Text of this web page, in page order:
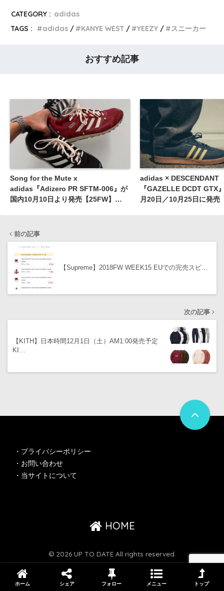
CATEGORY : adidas
TAGS :
adidas KANYE WEST YEEZY スニーカー
おすすめ記事
Song for the Mute x
adidas『Adizero PR SFTM-006』が
国内10月10日より発売【25FW】
adidas × DESCENDANT
『GAZELLE DCDT GTX
月20日／10月25日に発売
前の記事
【Supreme】2018FW WEEK15 EUでの完売スピ…
次の記事
【KITH】日本時間12月1日（土）AM1:00発売予定
KI…
・ プライバシーポリシー
・ お問い合わせ
・ 当サイトについて
HOME
© 2026 UP TO DATE All rights reserved.
ホーム シェア フォロー メニュー トップ